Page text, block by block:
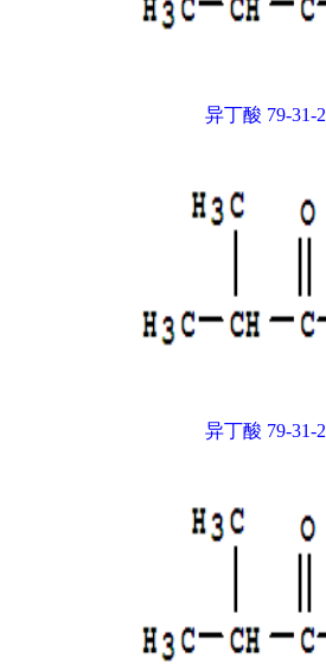
异丁酸 79-31-2
异丁酸 79-31-2